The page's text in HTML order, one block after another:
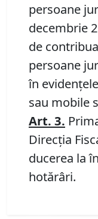
persoane
decembrie
de
persoane
în
sau mobile
Art. 3.
Direcția
ducerea la
hotărâri.